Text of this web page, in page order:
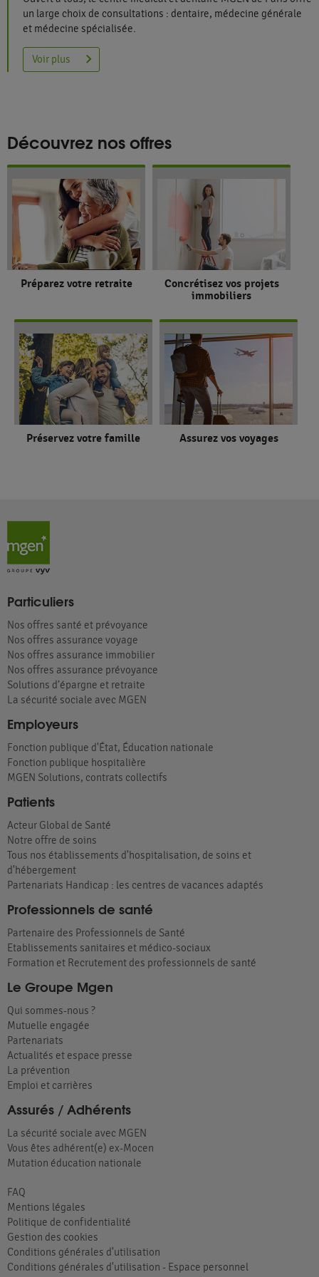
un large choix de consultations : dentaire, médecine générale
et médecine spécialisée.
Voir plus
Découvrez nos offres
Préparez votre retraite
Concrétisez vos projets
immobiliers
Préservez votre famille Assurez vos voyages
Particuliers
Nos offres santé et prévoyance
Nos offres assurance voyage
Nos offres assurance immobilier
Nos offres assurance prévoyance
Solutions d’épargne et retraite
La sécurité sociale avec MGEN
Employeurs
Fonction publique d'État, Éducation nationale
Fonction publique hospitalière
MGEN Solutions, contrats collectifs
Patients
Acteur Global de Santé
Notre offre de soins
Tous nos établissements d'hospitalisation, de soins et
d'hébergement
Partenariats Handicap : les centres de vacances adaptés
Professionnels de santé
Partenaire des Professionnels de Santé
Etablissements sanitaires et médico-sociaux
Formation et Recrutement des professionnels de santé
Le Groupe Mgen
Qui sommes-nous ?
Mutuelle engagée
Partenariats
Actualités et espace presse
La prévention
Emploi et carrières
Assurés / Adhérents
La sécurité sociale avec MGEN
Vous êtes adhérent(e) ex-Mocen
Mutation éducation nationale
FAQ
Mentions légales
Politique de confidentialité
Gestion des cookies
Conditions générales d'utilisation
Conditions générales d'utilisation - Espace personnel